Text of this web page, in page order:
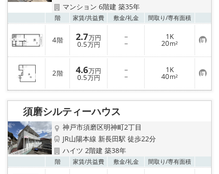
マンション 6階建 築35年
階 家賃/共益費 敷金/礼金 間取り/専有面積
4階 2.7万円
0.5万円
－
－
1K
20m² お
気
に
入
り
登
録
2階 4.6万円
0.5万円
－
－
1K
40m² お
気
に
り
須磨シルティーハウス
神戸市須磨区明神町2丁目
JR山陽本線 新長田駅 徒歩22分
ハイツ 2階建 築38年
階 家賃/共益費 敷金/礼金 間取り/専有面積